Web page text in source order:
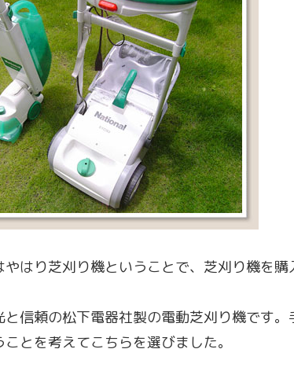
はり芝刈り機ということで、芝刈り機を購
と信頼の松下電器社製の電動芝刈り機です
とを考えてこちらを選びました。